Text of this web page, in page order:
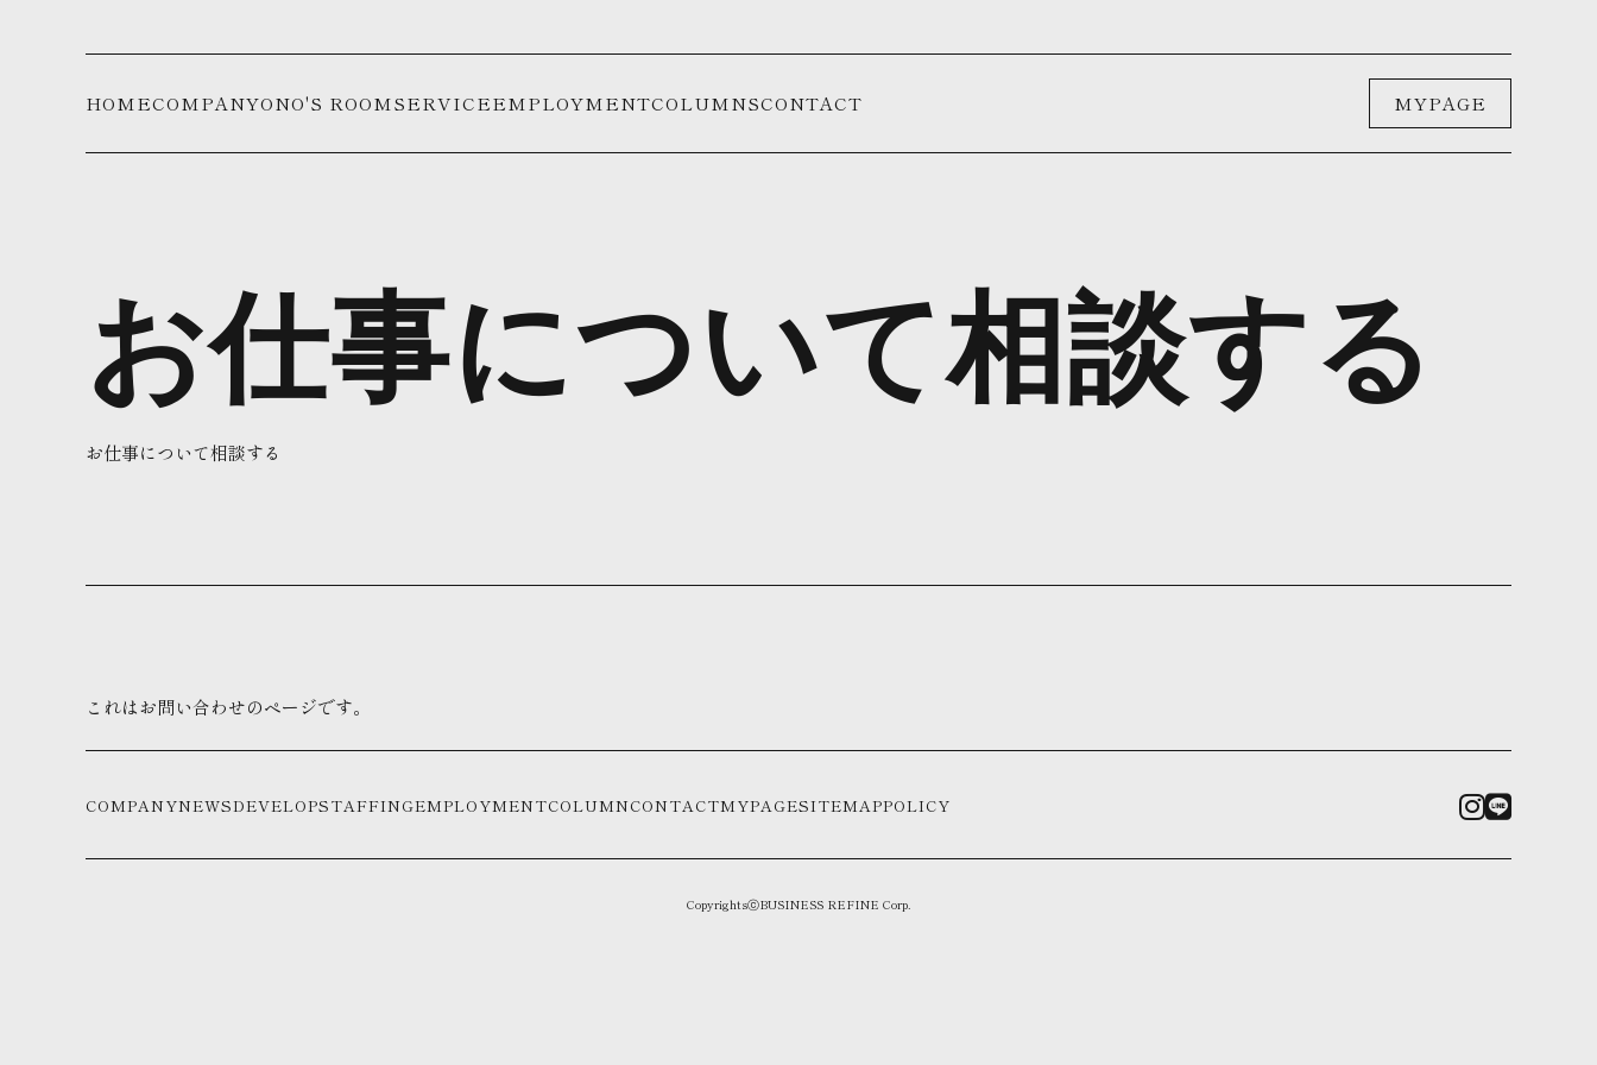
HOMECOMPANYONO'S ROOMSERVICEEMPLOYMENTCOLUMNSCONTACT MYPAGE
お仕事について相談する
お仕事について相談する
これはお問い合わせのページです。
COMPANYNEWSDEVELOPSTAFFINGEMPLOYMENTCOLUMNCONTACTMYPAGESITEMAPPOLICY
CopyrightsⓒBUSINESS REFINE Corp.